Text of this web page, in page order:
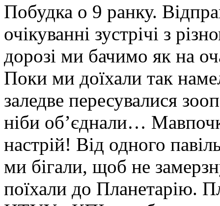
Побудка о 9 ранку.
очікуванні зустрічі з
дорозі ми бачимо як на
Поки ми доїхали так
заледве пересувалися
ніби об’єднали…
настрій! Від одного
ми бігали, щоб не
поїхали до Планетарію.